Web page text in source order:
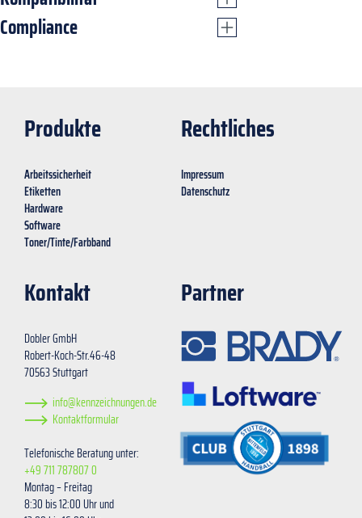
Compliance
Produkte
Arbeitssicherheit
Etiketten
Hardware
Software
Toner/Tinte/Farbband
Rechtliches
Impressum
Datenschutz
Kontakt
Dobler GmbH
Robert-Koch-Str.46-48
70563 Stuttgart
info@kennzeichnungen.de
Kontaktformular
Telefonische Beratung unter:
+49 711 787807 0
Montag – Freitag
8:30 bis 12:00 Uhr und
Partner